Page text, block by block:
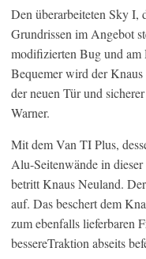
Den überarbeiteten Sky I,
Grundrissen im Angebot
modifizierten Bug und am
Bequemer wird der
der neuen Tür und
Warner.
Mit dem Van TI Plus,
Alu-Seitenwände in
betritt Knaus Neuland.
auf. Das beschert dem
zum ebenfalls lieferbaren
bessereTraktion abseits